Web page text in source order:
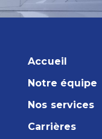
Accueil
Notre équipe
Nos services
Carrières